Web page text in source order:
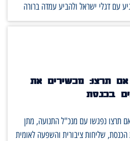
עם דגלי ישראל ולהביע עמדה ברורה
אם תרצו: מכשירים את
בכנסת
תרצו נפגשו עם מנכ"ל התנועה, מתן
שליחות ציבורית והשפעה לאומית